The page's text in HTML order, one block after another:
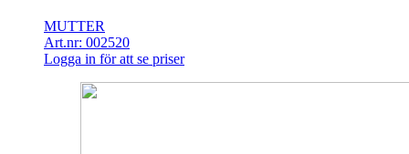
MUTTER
Art.nr: 002520
Logga in för att se priser